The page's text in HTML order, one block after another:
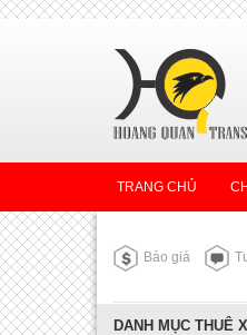
TRANG CHỦ
Báo giá
DANH MỤC THUÊ